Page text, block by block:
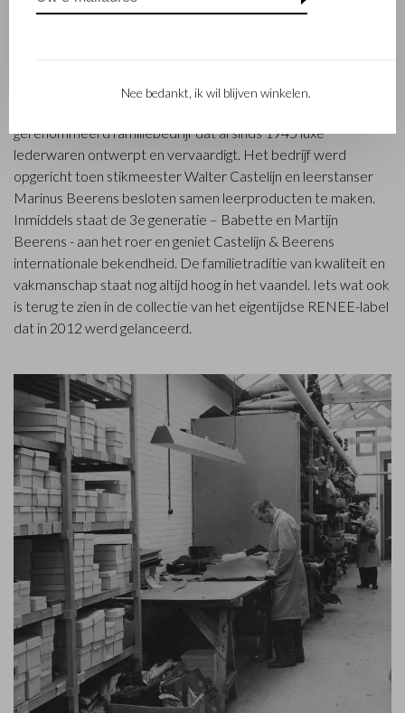
gerenommeerd familiebedrijf dat al sinds 1945 luxe
lederwaren ontwerpt en vervaardigt. Het bedrijf werd
opgericht toen stikmeester Walter Castelijn en leerstanser
Marinus Beerens besloten samen leerproducten te maken.
Inmiddels staat de 3e generatie – Babette en Martijn
Beerens - aan het roer en geniet Castelijn & Beerens
internationale bekendheid. De familietraditie van kwaliteit en
vakmanschap staat nog altijd hoog in het vaandel. Iets wat ook
is terug te zien in de collectie van het eigentijdse RENEE-label
dat in 2012 werd gelanceerd.
Nee bedankt, ik wil blijven winkelen.